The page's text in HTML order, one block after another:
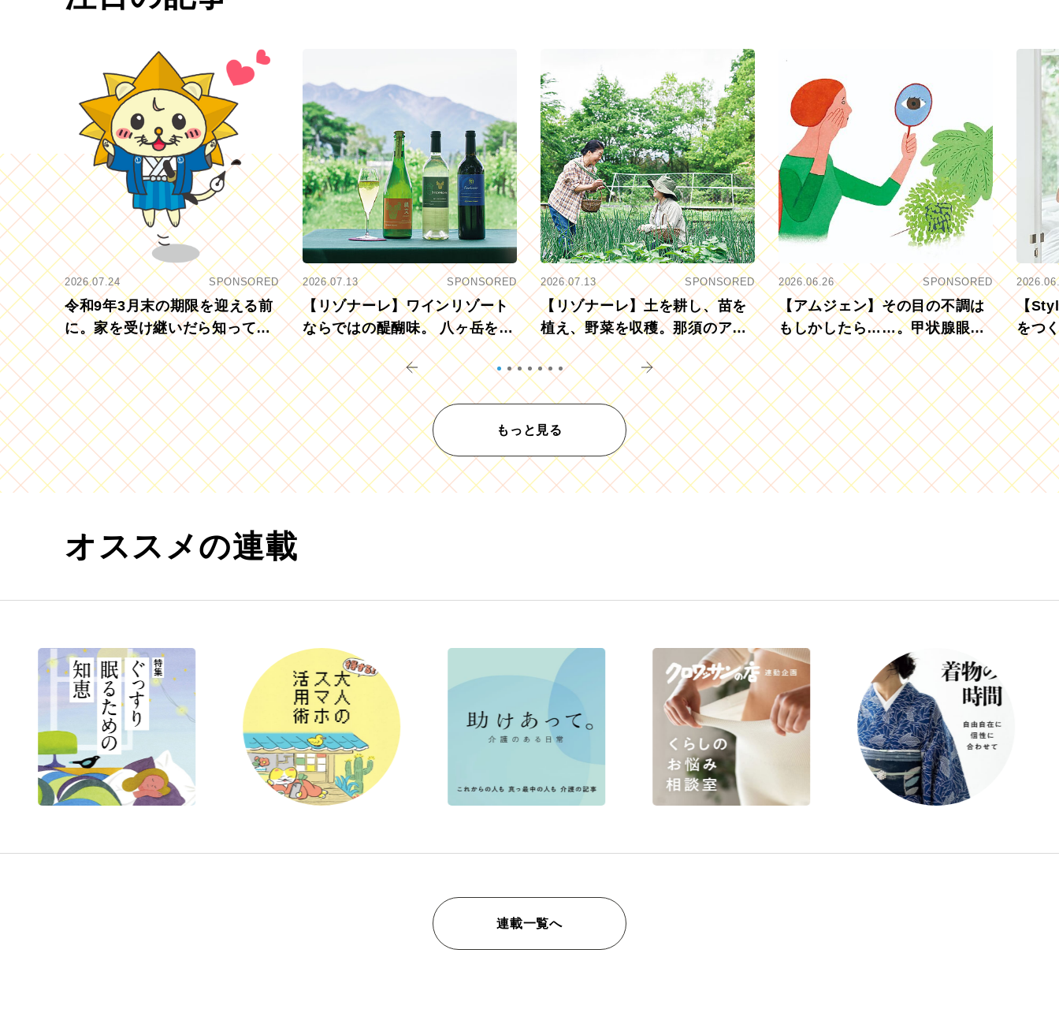
2026.07.24 SPONSORED
令和9年3月末の期限を迎える前
に。家を受け継いだら知ってお
きたい「相続登記の義務化」
2026.07.13 SPONSORED
【リゾナーレ】ワインリゾート
ならではの醍醐味。 八ヶ岳を望
むブドウ畑でアペロ
2026.07.13 SPONSORED
【リゾナーレ】土を耕し、苗を
植え、野菜を収穫。那須のアグ
リツーリズモを体験
2026.06.26 SPONSORED
【アムジェン】その目の不調は
もしかしたら……。甲状腺眼症
を知っていますか？
【
をつ
もっと見る
オススメの連載
連載一覧へ